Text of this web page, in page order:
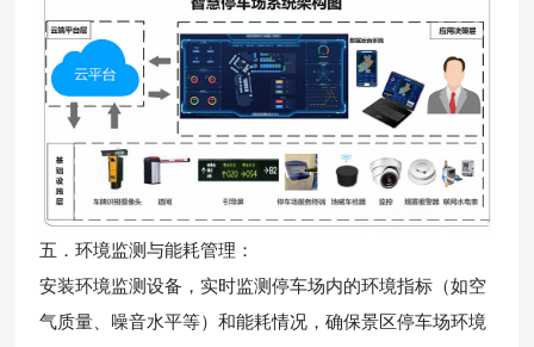
五．环境监测与能耗管理：
安装环境监测设备，实时监测停车场内的环境指标（如空
气质量、噪音水平等）和能耗情况，确保景区停车场环境